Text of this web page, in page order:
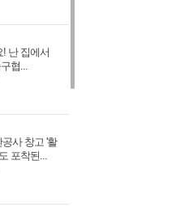
난 집에서
협...
사 창고 '활
포착된...